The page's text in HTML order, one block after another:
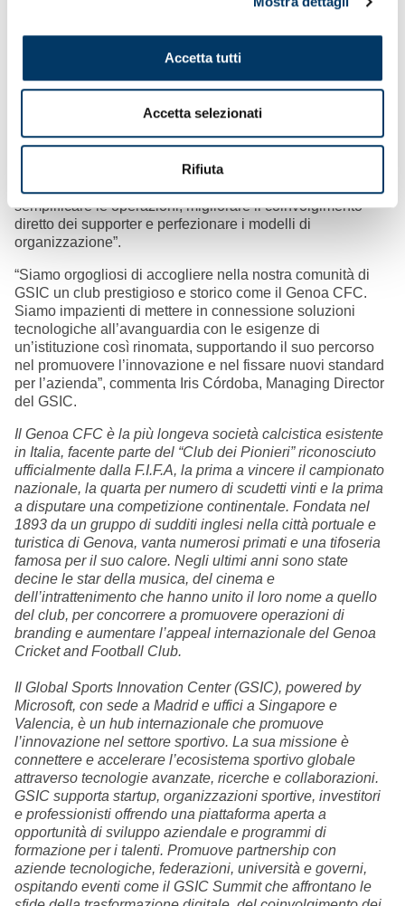
Accetta tutti
Accetta selezionati
Rifiuta
nutrizione e monitoraggio dei giocatori. L’obiettivo è
“L’adesione a GSIC è in linea con il nostro impegno e
rappresenta una pietra miliare nelle strategie di sviluppo e
nel percorso di modernizzazione intrapreso da tempo”,
dichiara Andrés Blázquez Club Ceo del Genoa CFC.
“Entrare in contatto con i principali player sportivi apre le
porte a vantaggi plurimi e soluzioni all’avanguardia, come
semplificare le operazioni, migliorare il coinvolgimento
diretto dei supporter e perfezionare i modelli di
organizzazione”.
“Siamo orgogliosi di accogliere nella nostra comunità di
GSIC un club prestigioso e storico come il Genoa CFC.
Siamo impazienti di mettere in connessione soluzioni
tecnologiche all’avanguardia con le esigenze di
un’istituzione così rinomata, supportando il suo percorso
nel promuovere l’innovazione e nel fissare nuovi standard
per l’azienda”, commenta Iris Córdoba, Managing Director
del GSIC.
Il Genoa CFC è la più longeva società calcistica esistente
in Italia, facente parte del “Club dei Pionieri” riconosciuto
ufficialmente dalla F.I.F.A, la prima a vincere il campionato
nazionale, la quarta per numero di scudetti vinti e la prima
a disputare una competizione continentale. Fondata nel
1893 da un gruppo di sudditi inglesi nella città portuale e
turistica di Genova, vanta numerosi primati e una tifoseria
famosa per il suo calore. Negli ultimi anni sono state
decine le star della musica, del cinema e
dell’intrattenimento che hanno unito il loro nome a quello
del club, per concorrere a promuovere operazioni di
branding e aumentare l’appeal internazionale del Genoa
Cricket and Football Club.
Il Global Sports Innovation Center (GSIC), powered by
Microsoft, con sede a Madrid e uffici a Singapore e
Valencia, è un hub internazionale che promuove
l’innovazione nel settore sportivo. La sua missione è
connettere e accelerare l’ecosistema sportivo globale
attraverso tecnologie avanzate, ricerche e collaborazioni.
GSIC supporta startup, organizzazioni sportive, investitori
e professionisti offrendo una piattaforma aperta a
opportunità di sviluppo aziendale e programmi di
formazione per i talenti. Promuove partnership con
aziende tecnologiche, federazioni, università e governi,
ospitando eventi come il GSIC Summit che affrontano le